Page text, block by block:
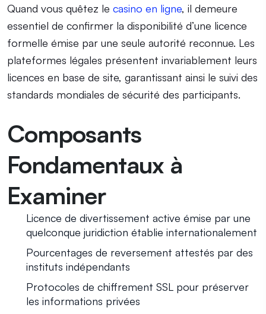
Quand vous quêtez le casino en ligne, il demeure
essentiel de confirmer la disponibilité d’une licence
formelle émise par une seule autorité reconnue. Les
plateformes légales présentent invariablement leurs
licences en base de site, garantissant ainsi le suivi des
standards mondiales de sécurité des participants.
Composants
Fondamentaux à
Examiner
Licence de divertissement active émise par une
quelconque juridiction établie internationalement
Pourcentages de reversement attestés par des
instituts indépendants
Protocoles de chiffrement SSL pour préserver
les informations privées